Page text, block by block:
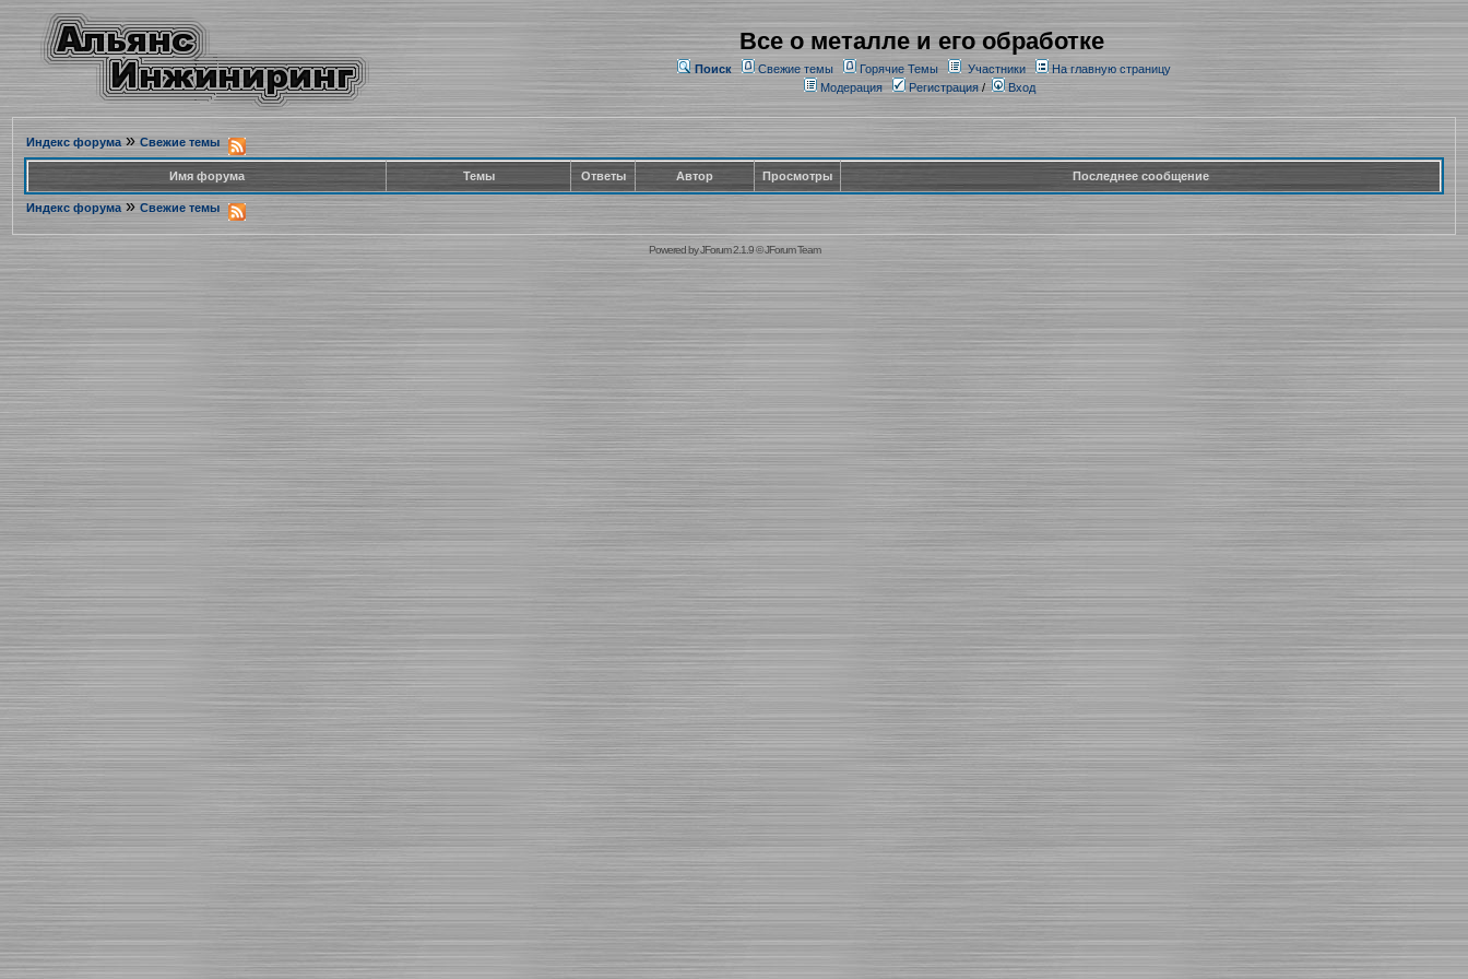
Все о металле и его обработке
Поиск Свежие темы Горячие Темы Участники
На главную страницу
Модерация
Регистрация/ Вход
Индекс форума» Свежие темы
Имя форума Темы Ответы Автор Просмотры Последнее сообщение
Индекс форума » Свежие темы
Powered byJForum 2.1.9©JForum Team